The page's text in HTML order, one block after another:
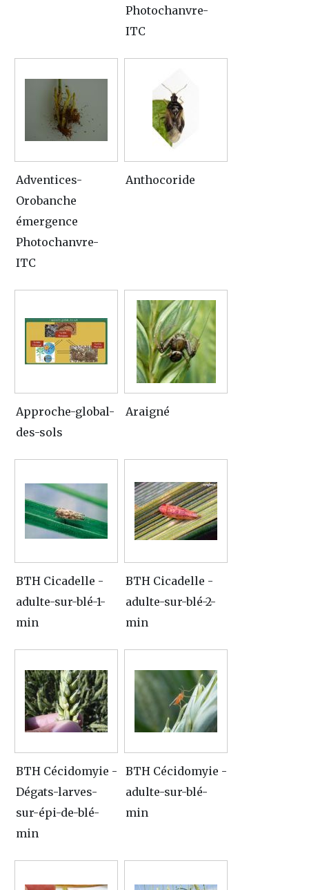
Photochanvre-
ITC
Adventices-
Orobanche
émergence
Photochanvre-
ITC
Anthocoride
Approche-global-
des-sols
Araigné
BTH Cicadelle -
adulte-sur-blé-1-
min
BTH Cicadelle -
adulte-sur-blé-2-
min
BTH Cécidomyie -
Dégats-larves-
sur-épi-de-blé-
min
BTH Cécidomyie -
adulte-sur-blé-
min